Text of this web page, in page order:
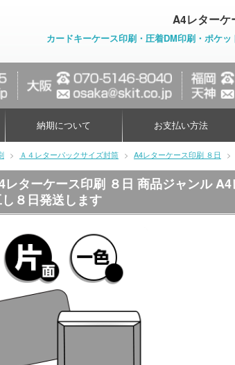
A4レター
カードキーケース印刷・圧着DM印刷・ポケ
納期について お支払い方法
> Ａ４レターパックサイズ封筒 > A4レターケース印刷 ８日 >
レターケース印刷 ８日 商品ジャンル
８日発送します